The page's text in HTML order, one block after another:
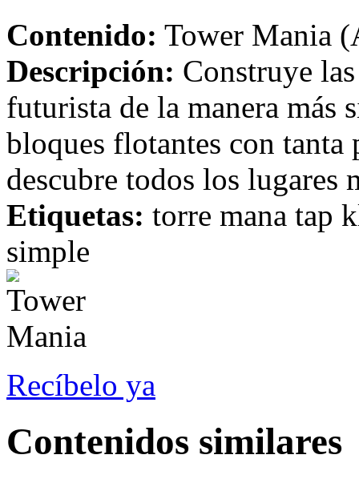
Contenido: Tower Mania
Descripción: Construye
futurista de la manera más
bloques flotantes con
descubre todos los lugares
Etiquetas: torre mana tap
simple
Recíbelo ya
Contenidos similares